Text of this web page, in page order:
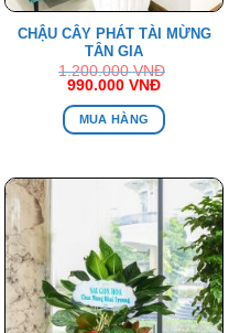
CHẬU CÂY PHÁT TÀI MỪNG
TÂN GIA
1.200.000VNĐ
Giá
là:
1.200.000 VNĐ.
990.000 VNĐGiá
tại
là:
MUA HÀNG